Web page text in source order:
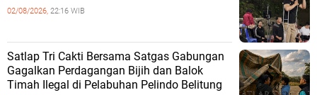
02/08/2026, 22:16 WIB
Satlap Tri Cakti Bersama Satgas Gabungan
Gagalkan Perdagangan Bijih dan Balok
Timah Ilegal di Pelabuhan Pelindo Belitung